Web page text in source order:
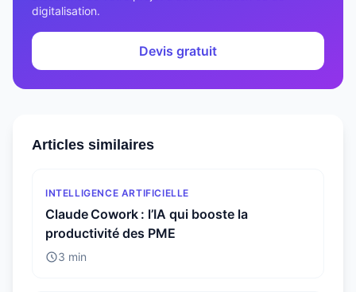
digitalisation.
Devis gratuit
Articles similaires
INTELLIGENCE ARTIFICIELLE
Claude Cowork : l’IA qui booste la
productivité des PME
3 min